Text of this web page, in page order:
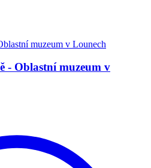
- Oblastní muzeum v